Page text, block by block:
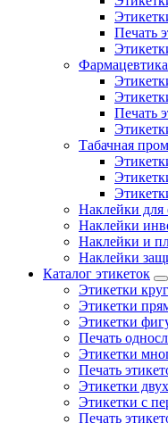
Печать
Печать
Табачная
Наклейки для
Наклейки
Наклейки и
Наклейки
Каталог этикеток
Этикетки
Этикетки
Этикетки
Печать
Этикетки
Печать
Этикетки
Этикетки с
Печать